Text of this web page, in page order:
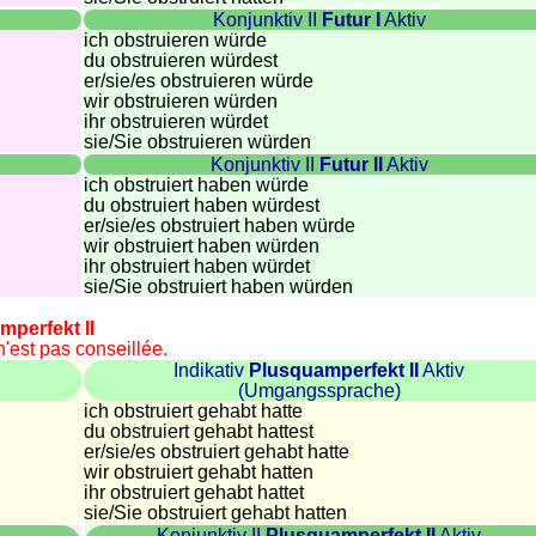
Konjunktiv II
Futur I
Aktiv
ich obstruieren würde
du obstruieren würdest
er/sie/es obstruieren würde
wir obstruieren würden
ihr obstruieren würdet
sie/Sie obstruieren würden
Konjunktiv II
Futur II
Aktiv
ich obstruiert haben würde
du obstruiert haben würdest
er/sie/es obstruiert haben würde
wir obstruiert haben würden
ihr obstruiert haben würdet
sie/Sie obstruiert haben würden
II
pas conseillée.
Indikativ Plusquamperfekt II
Aktiv
(Umgangssprache)
ich obstruiert gehabt hatte
du obstruiert gehabt hattest
er/sie/es obstruiert gehabt hatte
wir obstruiert gehabt hatten
ihr obstruiert gehabt hattet
sie/Sie obstruiert gehabt hatten